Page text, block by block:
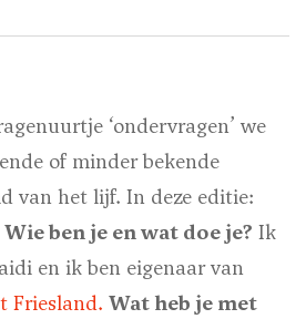
‘ondervragen’ we
of minder bekende
van het lijf. In deze editie:
Wie ben je en wat doe je? Ik
en ik ben eigenaar van
Friesland. Wat heb je met